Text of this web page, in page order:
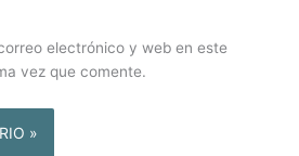
electrónico y web en este
vez que comente.